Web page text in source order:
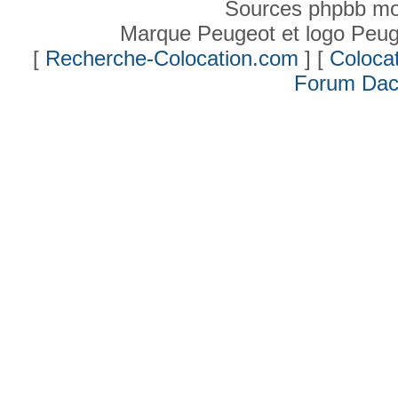
Sources phpbb
Marque Peugeot et logo
[ Recherche-Colocation.com ] [
Forum